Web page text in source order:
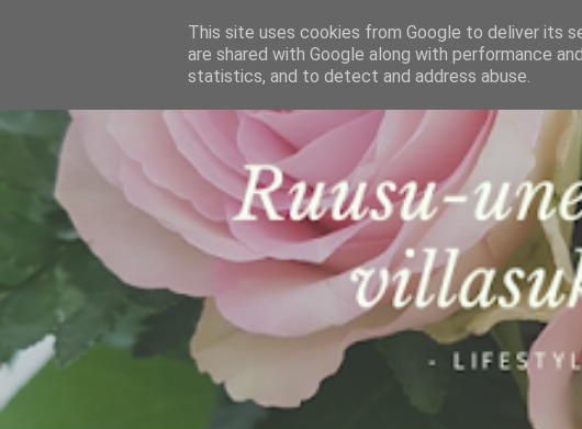
This site uses cookies from Google to deliver its
are shared with Google along with performance
statistics, and to detect and address abuse.